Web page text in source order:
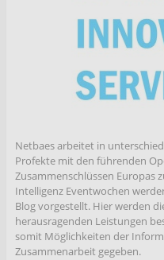
Netbaes arbeitet in
Profekte mit den führenden
Zusammenschlüssen Europas
Intelligenz Eventwochen
Blog vorgestellt. Hier werden
herausragenden Leistungen
somit Möglichkeiten der
Zusammenarbeit gegeben.